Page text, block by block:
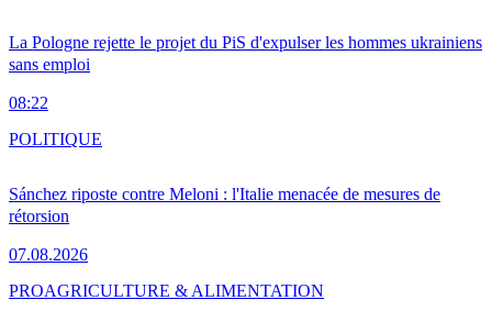
La Pologne rejette le projet du PiS d'expulser les hommes ukrainiens
sans emploi
08:22
Sánchez riposte contre Meloni : l'Italie menacée de mesures de
rétorsion
07.08.2026
POLITIQUE
PROAGRICULTURE & ALIMENTATION